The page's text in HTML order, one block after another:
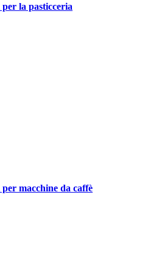
per la pasticceria
per macchine da caffè